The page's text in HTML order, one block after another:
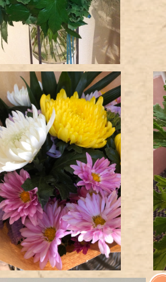
お供えの花（定期便）
¥800